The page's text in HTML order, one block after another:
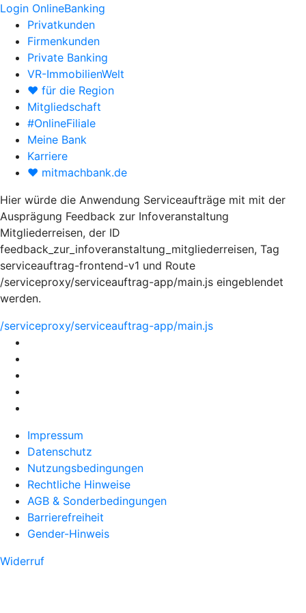
Login OnlineBanking
Privatkunden
Firmenkunden
Private Banking
VR-ImmobilienWelt
♥ für die Region
Mitgliedschaft
#OnlineFiliale
Meine Bank
Karriere
♥ mitmachbank.de
Hier würde die Anwendung Serviceaufträge mit mit der
Ausprägung Feedback zur Infoveranstaltung
Mitgliederreisen, der ID
feedback_zur_infoveranstaltung_mitgliederreisen, Tag
serviceauftrag-frontend-v1 und Route
/serviceproxy/serviceauftrag-app/main.js eingeblendet
werden.
/serviceproxy/serviceauftrag-app/main.js
Impressum
Datenschutz
Nutzungsbedingungen
Rechtliche Hinweise
AGB & Sonderbedingungen
Barrierefreiheit
Gender-Hinweis
Widerruf